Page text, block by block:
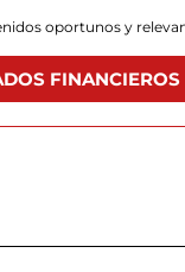
oportunos y
FINANCIEROS